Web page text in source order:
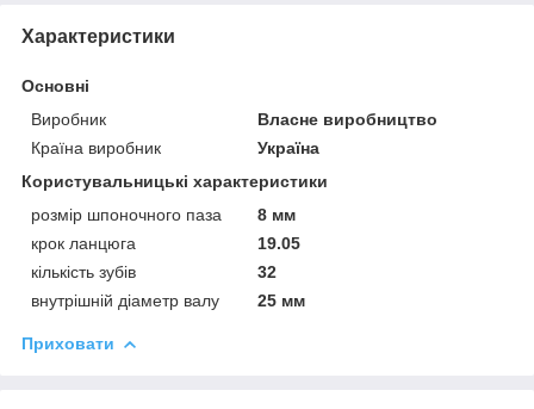
Характеристики
Основні
Виробник
Власне виробництво
Країна виробник
Україна
Користувальницькі характеристики
розмір шпоночного паза
8 мм
крок ланцюга
19.05
кількість зубів
32
внутрішній діаметр валу
25 мм
Приховати